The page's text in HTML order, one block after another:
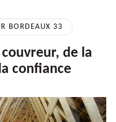
BORDEAUX 33
de la
confiance